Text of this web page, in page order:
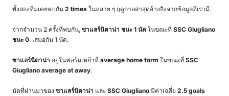
ทั้งสองทีมเคยพบกัน 2 times ในหลาย ๆ ฤดูกาลล่าสุดอ้างอิงจากข้อมูลที่เรามี.
จากจำนวน 2 ครั้งที่พบกัน, ซาแลร์นิตาน่า ชนะ 1 นัด ในขณะที่ SSC Giugliano
ชนะ 0. เสมอกัน 1 นัด.
ซาแลร์นิตาน่า อยู่ในฟอร์มเหย้าที่ average home form ในขณะที่ SSC
Giugliano average at away.
นัดที่ผ่านมาของ ซาแลร์นิตาน่า และ SSC Giugliano มีค่าเฉลี่ย 2.5 goals